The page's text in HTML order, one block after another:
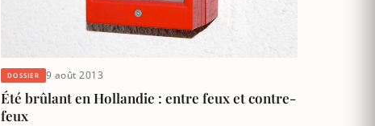
DOSSIER 9 août 2013
Été brûlant en Hollandie : entre feux et contre-
feux